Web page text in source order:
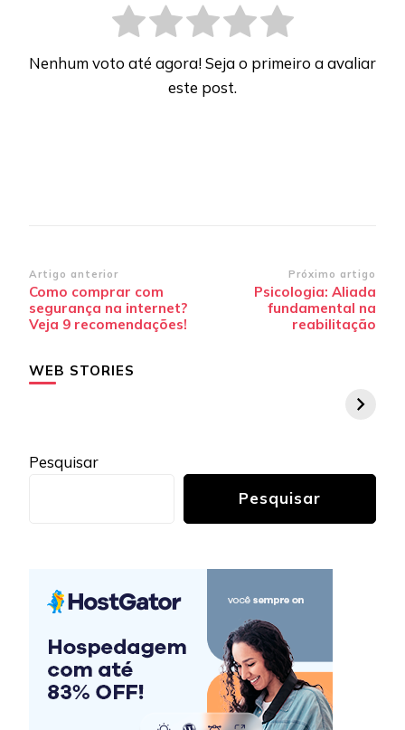
Nenhum voto até agora! Seja o primeiro a avaliar
este post.
Navegação
de
post
Artigo anterior
Como comprar com
segurança na internet?
Veja 9 recomendações!
Próximo artigo
Psicologia: Aliada
fundamental na
reabilitação
WEB STORIES
Pesquisar
Pesquisar